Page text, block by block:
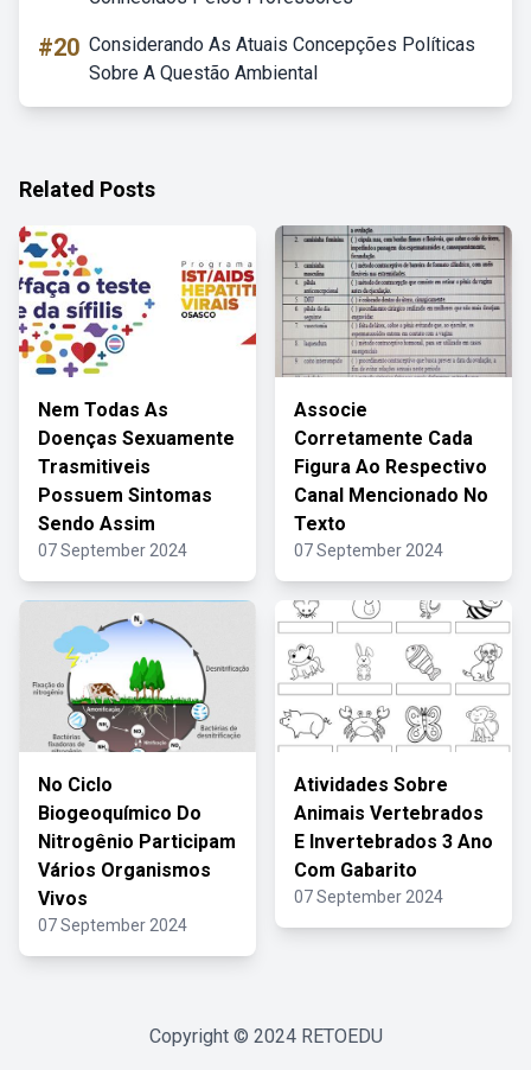
#20 Considerando As Atuais Concepções Políticas
Sobre A Questão Ambiental
Related Posts
Nem Todas As
Doenças Sexuamente
Trasmitiveis
Possuem Sintomas
Sendo Assim
07 September 2024
Associe
Corretamente Cada
Figura Ao Respectivo
Canal Mencionado No
Texto
07 September 2024
No Ciclo
Biogeoquímico Do
Nitrogênio Participam
Vários Organismos
Vivos
07 September 2024
Atividades Sobre
Animais Vertebrados
E Invertebrados 3 Ano
Com Gabarito
07 September 2024
Copyright © 2024 RETOEDU